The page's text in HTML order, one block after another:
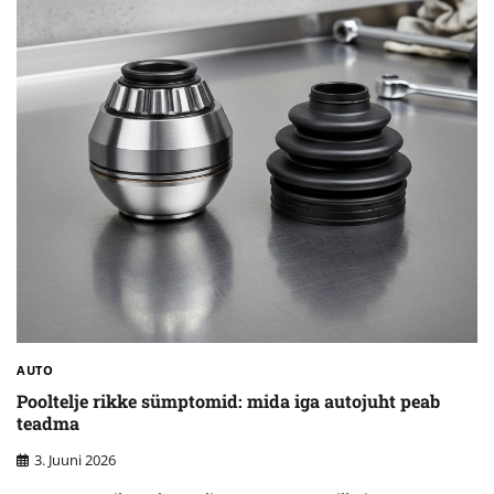
AUTO
Pooltelje rikke sümptomid: mida iga autojuht peab
teadma
3. Juuni 2026